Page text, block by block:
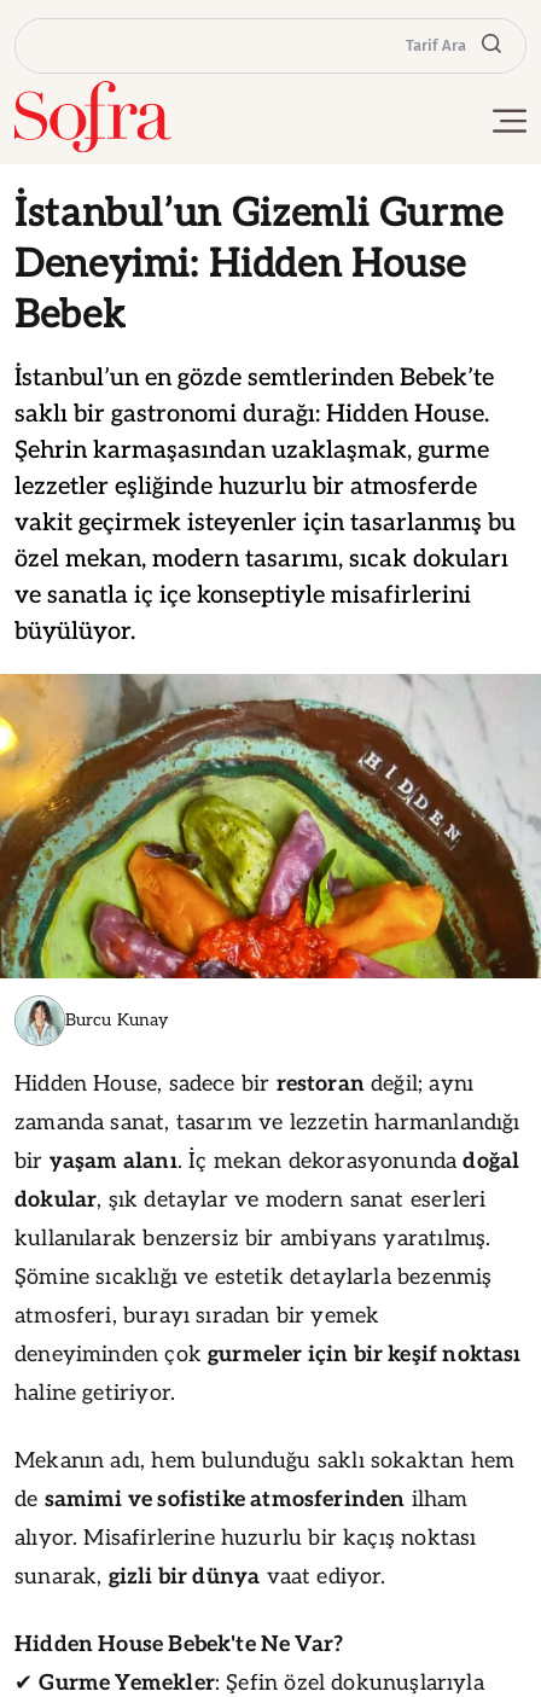
Tarif Ara
İstanbul’un Gizemli Gurme
Deneyimi: Hidden House
Bebek
İstanbul’un en gözde semtlerinden Bebek’te
saklı bir gastronomi durağı: Hidden House.
Şehrin karmaşasından uzaklaşmak, gurme
lezzetler eşliğinde huzurlu bir atmosferde
vakit geçirmek isteyenler için tasarlanmış bu
özel mekan, modern tasarımı, sıcak dokuları
ve sanatla iç içe konseptiyle misafirlerini
büyülüyor.
Burcu Kunay
Hidden House, sadece bir restorandeğil; aynı
zamanda sanat, tasarım ve lezzetin harmanlandığı
bir yaşam alanı. İç mekan dekorasyonundadoğal
dokular, şık detaylar ve modern sanat eserleri
kullanılarak benzersiz bir ambiyans yaratılmış.
Şömine sıcaklığı ve estetik detaylarla bezenmiş
atmosferi, burayı sıradan bir yemek
deneyiminden çokgurmeler için bir keşif noktası
haline getiriyor.
Mekanın adı, hem bulunduğu saklı sokaktan hem
de samimi ve sofistike atmosferinden ilham
alıyor. Misafirlerine huzurlu bir kaçış noktası
sunarak, gizli bir dünya vaat ediyor.
Hidden House Bebek'te Ne Var?
✔Gurme Yemekler: Şefin özel dokunuşlarıyla